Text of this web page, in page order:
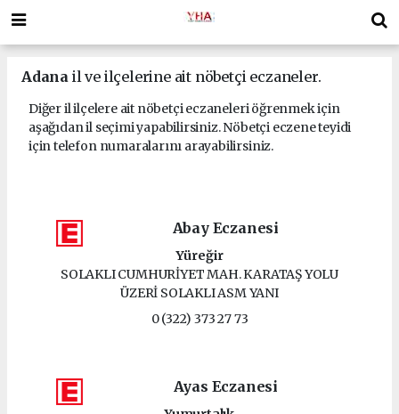
Adana il ve ilçelerine ait nöbetçi eczaneler.
Diğer il ilçelere ait nöbetçi eczaneleri öğrenmek için
aşağıdan il seçimi yapabilirsiniz. Nöbetçi eczene teyidi
için telefon numaralarını arayabilirsiniz.
Abay Eczanesi
Yüreğir
SOLAKLI CUMHURİYET MAH. KARATAŞ YOLU
ÜZERİ SOLAKLI ASM YANI
0 (322) 373 27 73
Ayas Eczanesi